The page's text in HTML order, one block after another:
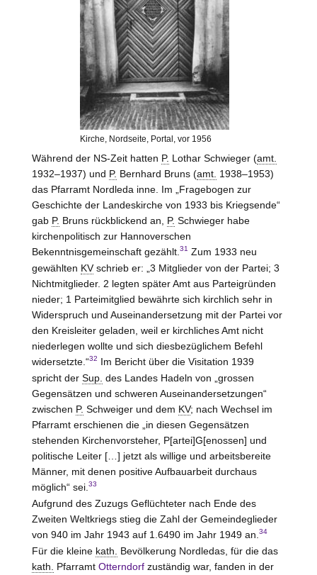
Kirche, Nordseite, Portal, vor 1956
Während der NS-Zeit hatten P. Lothar Schwieger (amt.
1932–1937) und P. Bernhard Bruns (amt. 1938–1953)
das Pfarramt Nordleda inne. Im „Fragebogen zur
Geschichte der Landeskirche von 1933 bis Kriegsende“
gab P. Bruns rückblickend an, P. Schwieger habe
kirchenpolitisch zur Hannoverschen
Bekenntnisgemeinschaft gezählt. 31 Zum 1933 neu
gewählten KVschrieb er: „3 Mitglieder von der Partei; 3
Nichtmitglieder. 2 legten später Amt aus Parteigründen
nieder; 1 Parteimitglied bewährte sich kirchlich sehr in
Widerspruch und Auseinandersetzung mit der Partei vor
den Kreisleiter geladen, weil er kirchliches Amt nicht
niederlegen wollte und sich diesbezüglichem Befehl
widersetzte.“32 Im Bericht über die Visitation 1939
spricht der Sup. des Landes Hadeln von „grossen
Gegensätzen und schweren Auseinandersetzungen“
zwischen P. Schweiger und dem KV; nach Wechsel im
Pfarramt erschienen die „in diesen Gegensätzen
stehenden Kirchenvorsteher, P[artei]G[enossen] und
politische Leiter […] jetzt als willige und arbeitsbereite
Männer, mit denen positive Aufbauarbeit durchaus
möglich“ sei. 33
Aufgrund des Zuzugs Geflüchteter nach Ende des
Zweiten Weltkriegs stieg die Zahl der Gemeindeglieder
von 940 im Jahr 1943 auf 1.6490 im Jahr 1949 an. 34
Für die kleine kath.
Bevölkerung Nordledas, für die das
kath.
Pfarramt Otterndorfzuständig war, fanden in der